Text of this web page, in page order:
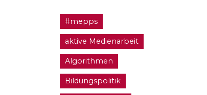
#mepps
aktive Medienarbeit
Algorithmen
Bildungspolitik